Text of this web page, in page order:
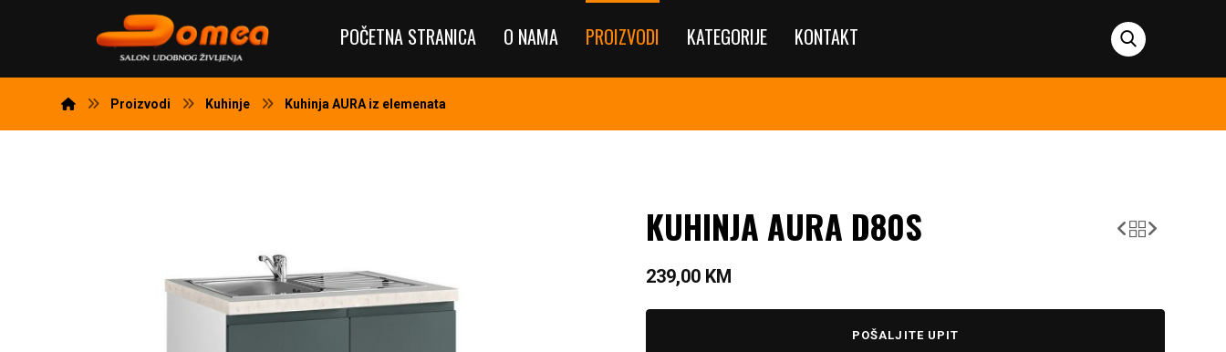
POČETNA STRANICA O NAMA PROIZVODI KATEGORIJE KONTAKT
Proizvodi Kuhinje Kuhinja AURA iz elemenata
KUHINJA AURA D80S
239,00 KM
POŠALJITE UPIT